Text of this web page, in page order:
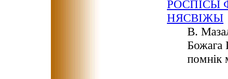
РОСПІСЫ
НЯСВІЖЫ
В.
Божага
помнік